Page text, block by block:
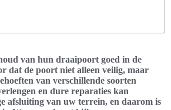
van hun draaipoort goed in de
dat de poort niet alleen veilig, maar
van verschillende soorten
en dure reparaties kan
afsluiting van uw terrein, en daarom is